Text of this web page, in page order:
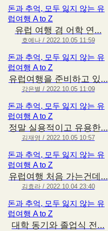
돈과 추억, 모두 잃지 않는 유
럽여행 A to Z
유럽 여행 겸 어학 연...
호예나 / 2022.10.05 11:59
돈과 추억, 모두 잃지 않는 유
럽여행 A to Z
유럽여행을 준비하고 있...
강은별 / 2022.10.05 11:09
돈과 추억, 모두 잃지 않는 유
럽여행 A to Z
정말 실용적이고 유용한...
김재영 / 2022.10.05 10:57
돈과 추억, 모두 잃지 않는 유
럽여행 A to Z
유럽여행 처음 가는건데...
김효라 / 2022.10.04 23:40
돈과 추억, 모두 잃지 않는 유
럽여행 A to Z
대학 동기와 졸업식 전...